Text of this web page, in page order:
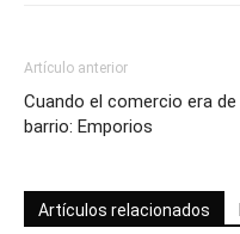
Artículo anterior
Cuando el comercio era de
barrio: Emporios
Artículos relacionados